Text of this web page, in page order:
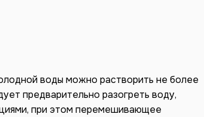
воды можно растворить не более
предварительно разогреть воду,
при этом перемешивающее